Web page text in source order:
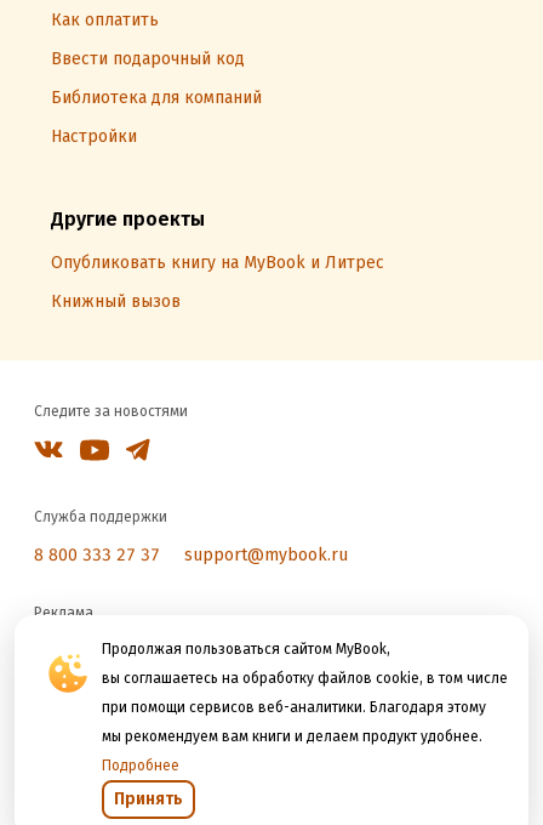
Продолжая пользоваться сайтом MyBook,
вы соглашаетесь на обработку файлов cookie, в том числе
при помощи сервисов веб-аналитики. Благодаря этому
мы рекомендуем вам книги и делаем продукт удобнее.
Подробнее
Принять
Как оплатить
Ввести подарочный код
Библиотека для компаний
Настройки
Другие проекты
Опубликовать книгу на MyBook и Литрес
Книжный вызов
Следите за новостями
Служба поддержки
8 800 333 27 37 support@mybook.ru
Реклама
reklama@litres.ru
Мы принимаем к оплате
Открыть в приложении